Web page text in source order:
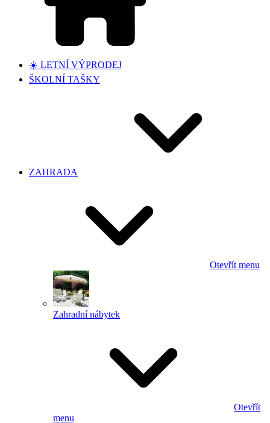
☀️ LETNÍ VÝPRODEJ
ŠKOLNÍ TAŠKY
ZAHRADA
Otevřít menu
Zahradní nábytek
Otevřít
menu